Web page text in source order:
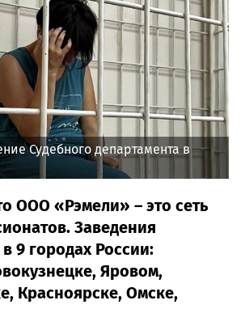
Судебного департамента в
ООО «Рэмели» – это сеть
Заведения
9 городах России:
Яровом,
Красноярске, Омске,